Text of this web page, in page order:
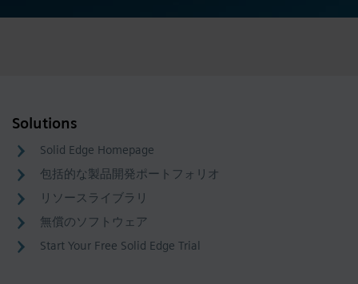
Solutions
Solid Edge Homepage
包括的な製品開発ポートフォリオ
リソースライブラリ
無償のソフトウェア
Start Your Free Solid Edge Trial